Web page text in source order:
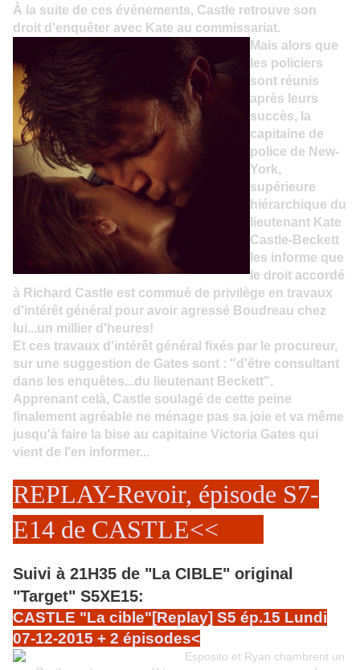
À la suite de ces événements, Castle retrouve son
droit d'enquêter avec Kate au commissariat.
Mais alors que
les policiers
sont réunis
après leurs
succès, la
capitaine de
police de New-
York,
supérieure
hiérarchique du
lieutenant Kate
Castle-Beckett
les informe que
le droit accordé
à Richard Castle est commué de privilège en travaux
d'intérêt général pour avoir agressé Boudreau chez
lui...un millier d'heures!
Et ces travaux d'intérêt général fixés par le procureur,
sur une suggestion de Gates sont : "d'être consultant
dans les enquêtes...du lieutenant Beckett".
Apprenant celà, Castle soulagé de cette peine
finalement agréable ne ménage pas sa joie et va même
jusqu'à faire la bise au capitaine Victoria Gates qui
vient de l'en informer...
REPLAY-Revoir, épisode S7-
E14 de CASTLE<<
Suivi à 21H35 de "La CIBLE" original
"Target" S5XE15:
CASTLE "La cible"[Replay] S5 ép.15 Lundi
07-12-2015 + 2 épisodes<
Esposito et Ryan chambrent un